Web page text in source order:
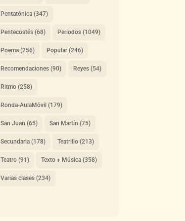
Pentatónica(347)
Pentecostés(68) Periodos(1049)
Poema(256) Popular(246)
Recomendaciones(90) Reyes(54)
Ritmo(258)
Ronda-AulaMóvil (179)
San Juan (65) San Martín (75)
Secundaria(178) Teatrillo(213)
Teatro(91) Texto + Música(358)
Varias clases(234)